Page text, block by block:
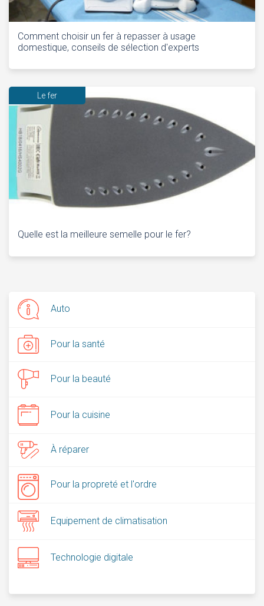
Comment choisir un fer à repasser à usage
domestique, conseils de sélection d'experts
Le fer
Quelle est la meilleure semelle pour le fer?
Auto
Pour la santé
Pour la beauté
Pour la cuisine
À réparer
Pour la propreté et l'ordre
Equipement de climatisation
Technologie digitale